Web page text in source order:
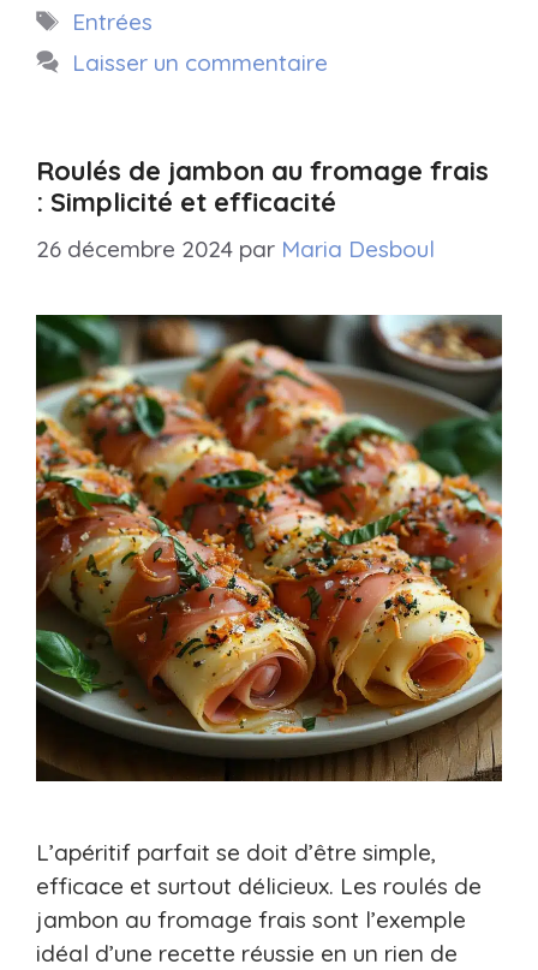
Étiquettes
Entrées
Laisser un commentaire
Roulés de jambon au fromage frais
: Simplicité et efficacité
26 décembre 2024 par Maria Desboul
L’apéritif parfait se doit d’être simple,
efficace et surtout délicieux. Les roulés de
jambon au fromage frais sont l’exemple
idéal d’une recette réussie en un rien de